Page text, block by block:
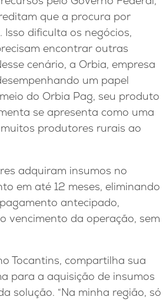
que a procura por
dificulta os negócios,
encontrar outras
cenário, a Orbia, empresa
um papel
do Orbia Pag, seu produto
se apresenta como uma
produtores rurais ao
adquiram insumos no
em até 12 meses, eliminando
antecipado,
vencimento da operação, sem
Tocantins, compartilha sua
para a aquisição de insumos
solução. “Na minha região, só